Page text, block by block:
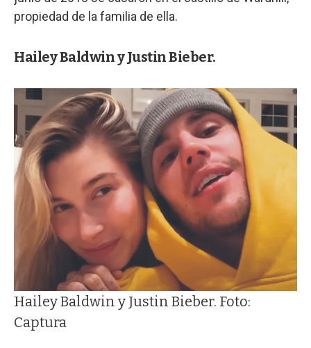
propiedad de la familia de ella.
Hailey Baldwin y Justin Bieber.
Hailey Baldwin y Justin Bieber. Foto:
Captura